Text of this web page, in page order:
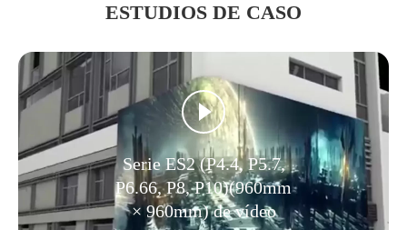
ESTUDIOS DE CASO
Serie ES2 (P4.4, P5.7,
P6.66, P8, P10)(960mm
× 960mm) de vídeo